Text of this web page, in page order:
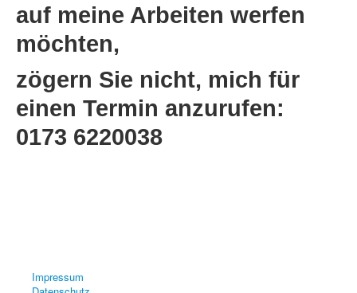
auf meine Arbeiten werfen
möchten,
zögern Sie nicht, mich für
einen Termin anzurufen:
0173 6220038
Impressum